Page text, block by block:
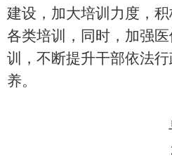
建设，加大培训力度，
各类培训，同时，加强
训，不断提升干部依法
养。